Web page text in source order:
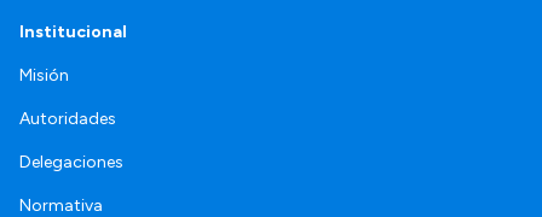
Institucional
Misión
Autoridades
Delegaciones
Normativa